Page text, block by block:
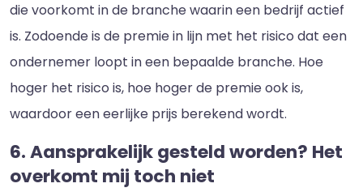
die voorkomt in de branche waarin een bedrijf actief
is. Zodoende is de premie in lijn met het risico dat een
ondernemer loopt in een bepaalde branche. Hoe
hoger het risico is, hoe hoger de premie ook is,
waardoor een eerlijke prijs berekend wordt.
6. Aansprakelijk gesteld worden? Het
overkomt mij toch niet